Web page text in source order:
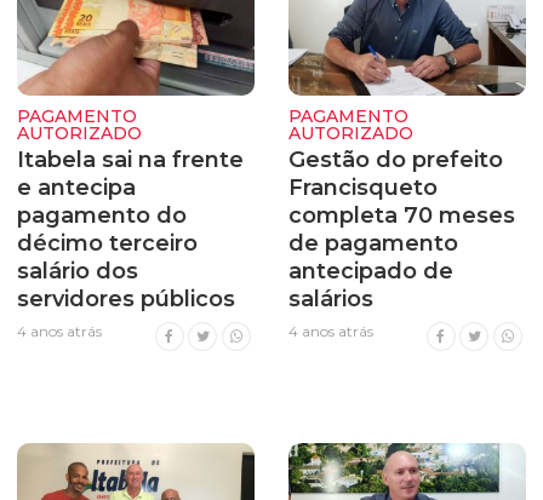
PAGAMENTO
AUTORIZADO
Itabela sai na frente
e antecipa
pagamento do
décimo terceiro
salário dos
servidores públicos
4 anos atrás
PAGAMENTO
AUTORIZADO
Gestão do prefeito
Francisqueto
completa 70 meses
de pagamento
antecipado de
salários
4 anos atrás